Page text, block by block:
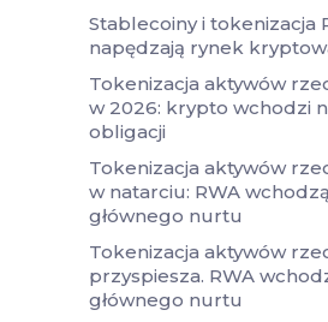
Stablecoiny i tokenizacja
napędzają rynek
Tokenizacja aktywów
w 2026: krypto wchodzi
obligacji
Tokenizacja aktywów
w natarciu: RWA
głównego nurtu
Tokenizacja aktywów
przyspiesza. RWA
głównego nurtu